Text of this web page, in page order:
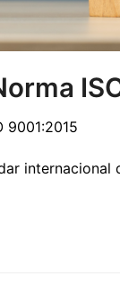
9001:2015